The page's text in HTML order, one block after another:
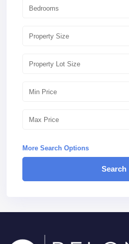
Bedrooms
More Search Options
Search